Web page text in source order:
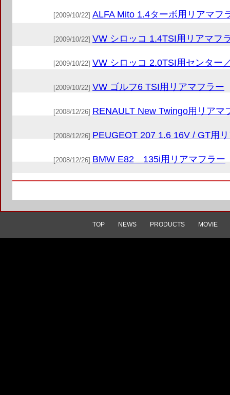
[2009/10/22] ALFA Mito 1.4ターボ用リアマフ
[2009/10/22] VW シロッコ 1.4TSI用リアマフ
[2009/10/22] VW シロッコ 2.0TSI用センター
[2009/10/22] VW ゴルフ6 TSI用リアマフラー
[2008/12/26] RENAULT New Twingo用リアマ
[2008/12/26] PEUGEOT 207 1.6 16V / GT用
[2008/12/26] BMW E82 135i用リアマフラー
TOP NEWS PRODUCTS MOVIE